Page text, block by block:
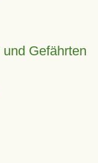
und Gefährten